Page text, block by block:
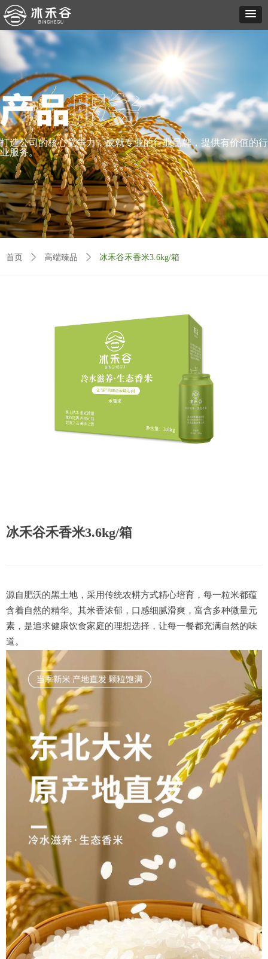
打造公司的核心竞争力，成就专业的行业品牌，提供有价值的行
业服务。
首页 ꄲ 高端臻品 ꄲ 冰禾谷禾香米3.6kg/箱
冰禾谷禾香米3.6kg/箱
源自肥沃的黑土地，采用传统农耕方式精心培育，每一粒米都蕴
含着自然的精华。其米香浓郁，口感细腻滑爽，富含多种微量元
素，是追求健康饮食家庭的理想选择，让每一餐都充满自然的味
道。